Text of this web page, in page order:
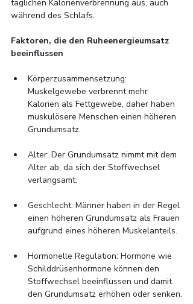
täglichen Kalorienverbrennung aus, auch
während des Schlafs.
Faktoren, die den Ruheenergieumsatz
beeinflussen
Körperzusammensetzung:
Muskelgewebe verbrennt mehr
Kalorien als Fettgewebe, daher haben
muskulösere Menschen einen höheren
Grundumsatz.
Alter: Der Grundumsatz nimmt mit dem
Alter ab, da sich der Stoffwechsel
verlangsamt.
Geschlecht: Männer haben in der Regel
einen höheren Grundumsatz als Frauen
aufgrund eines höheren Muskelanteils.
Hormonelle Regulation: Hormone wie
Schilddrüsenhormone können den
Stoffwechsel beeinflussen und damit
den Grundumsatz erhöhen oder senken.